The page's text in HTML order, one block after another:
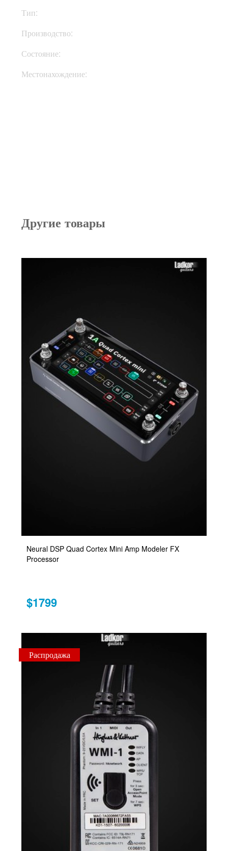
Тип:
Производство:
Состояние:
Местонахождение:
Другие товары
Neural DSP Quad Cortex Mini Amp Modeler FX
Processor
$1799
Распродажа